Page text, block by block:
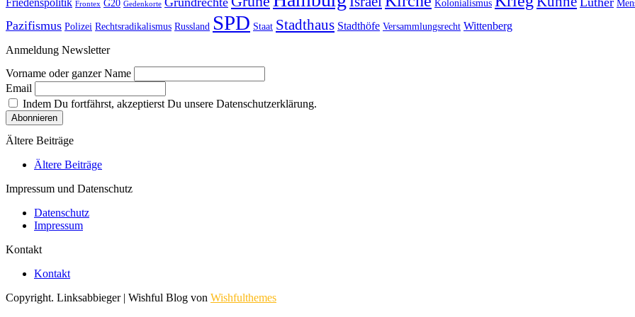
Friedenspolitik Frontex G20 Gedenkorte Kolonialismus
Pazifismus Polizei Rechtsradikalismus Russland SPD Staat Stadthaus Stadthöfe Versammlungsrecht Wittenberg
Anmeldung Newsletter
Vorname oder ganzer Name
Email
Indem Du fortfährst, akzeptierst Du unsere Datenschutzerklärung.
Ältere Beiträge
Ältere Beiträge
Impressum und Datenschutz
Datenschutz
Impressum
Kontakt
Kontakt
Copyright. Linksabbieger | Wishful Blog von Wishfulthemes